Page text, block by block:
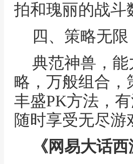
拍和瑰丽的战斗
四、策略无
典范神兽，
略，万般组合，
丰盛PK方法，
随时享受无尽游
《网易大话